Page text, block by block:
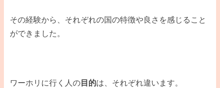
その経験から、それぞれの国の特徴や良さを感じること
ができました。
ワーホリに行く人の 目的は、それぞれ違います。